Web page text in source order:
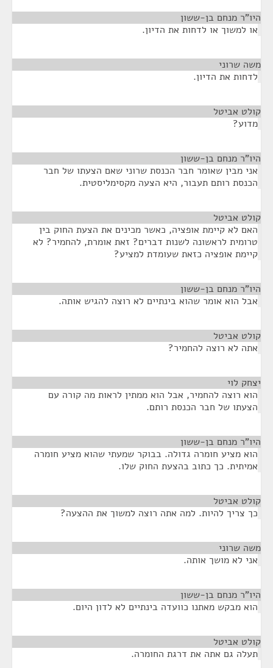
היו"ר מנחם בן-ששון
או למשוך או לדחות את הדיון.
משה שרוני
לדחות את הדיון.
קולט אביטל
מדוע?
היו"ר מנחם בן-ששון
אני מבין שאומר חבר הכנסת שרוני שאם הצעתו של חבר
הכנסת רותם תעבור, היא הצעה מקסימליסטית.
קולט אביטל
האם לא קיימת אופציה, כאשר מכינים את הצעת החוק בין
טרומית לראשונה לשנות דברים? זאת אומרת, להחמיר? לא
קיימת אופציה כזאת שעומדת למציע?
היו"ר מנחם בן-ששון
אבל הוא אומר שהוא בינתיים לא רוצה להגיש אותה.
קולט אביטל
אתה לא רוצה להחמיר?
יצחק לוי
הוא רוצה להחמיר, אבל הוא ממתין לראות מה קורה עם
הצעתו של חבר הכנסת רותם.
היו"ר מנחם בן-ששון
הוא מציע חומרה גדולה. בבוקר שמעתי שהוא מציע חומרה
אמיתית. כך כתוב בהצעת החוק שלו.
קולט אביטל
כך צריך להיות. למה אתה רוצה למשוך את ההצעה?
משה שרוני
אני לא מושך אותה.
היו"ר מנחם בן-ששון
הוא מבקש מאתנו כוועדה בינתיים לא לדון היום.
קולט אביטל
תעלה גם אתה את דרגת החומרה.